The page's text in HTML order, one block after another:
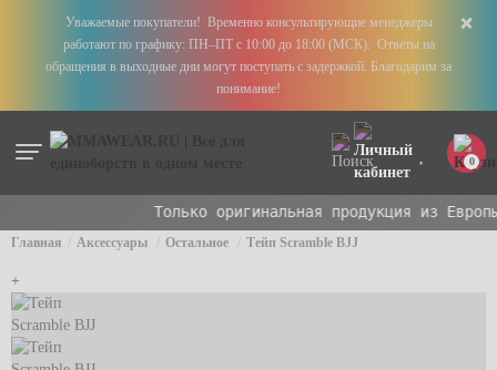
+
Уважаемые покупатели! Временно консультирующие менеджеры
работают по графику: ПН–ПТ с 10:00 до 18:00 (МСК). Ответы на
обращения в выходные дни могут поступать с задержкой. Благодарим за
понимание!
0
Только оригинальная продукция из
Главная Аксессуары Остальное Тейп Scramble BJJ
+